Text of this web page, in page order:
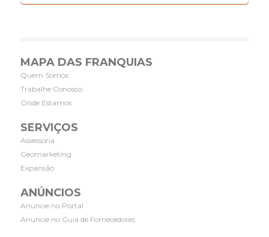
MAPA DAS FRANQUIAS
Quem Somos
Trabalhe Conosco
Onde Estamos
SERVIÇOS
Assessoria
Geomarketing
Expansão
ANÚNCIOS
Anuncie no Portal
Anuncie no Guia de Fornecedores